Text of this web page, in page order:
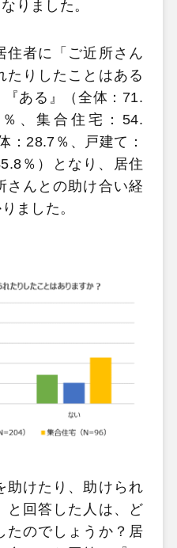
りました。
住者に「ご近所さん
たりしたことはある
ある』（全体：71.
、集合住宅：54.
：28.7％、戸建て：
％）となり、居住
さんとの助け合い経
ました。
助けたり、助けられ
と回答した人は、ど
たのでしょうか？居